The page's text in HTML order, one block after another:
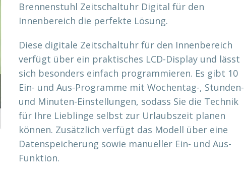
Brennenstuhl Zeitschaltuhr Digital für den
Innenbereich die perfekte Lösung.
Diese digitale Zeitschaltuhr für den Innenbereich
verfügt über ein praktisches LCD-Display und lässt
sich besonders einfach programmieren. Es gibt 10
Ein- und Aus-Programme mit Wochentag-, Stunden-
und Minuten-Einstellungen, sodass Sie die Technik
für Ihre Lieblinge selbst zur Urlaubszeit planen
können. Zusätzlich verfügt das Modell über eine
Datenspeicherung sowie manueller Ein- und Aus-
Funktion.